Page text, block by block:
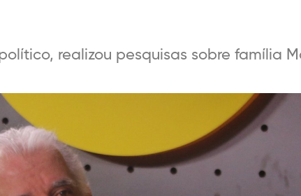
realizou pesquisas sobre família